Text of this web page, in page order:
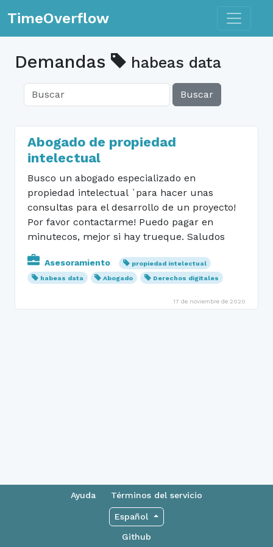
TimeOverflow Toggle
Demandas habeas data
Buscar
Abogado de propiedad
intelectual
Busco un abogado especializado en
propiedad intelectual `para hacer unas
consultas para el desarrollo de un proyecto!
Por favor contactarme! Puedo pagar en
minutecos, mejor si hay trueque. Saludos
Asesoramiento
propiedad intelectual
habeas data
Abogado Derechos digitales
17 de noviembre de 2020
Ayuda Términos del servicio
Español
Github